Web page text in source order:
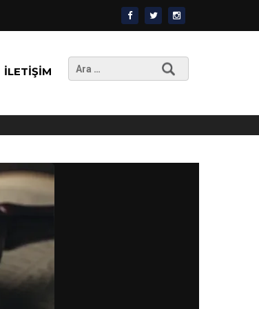
İLETIŞIM
Arama: